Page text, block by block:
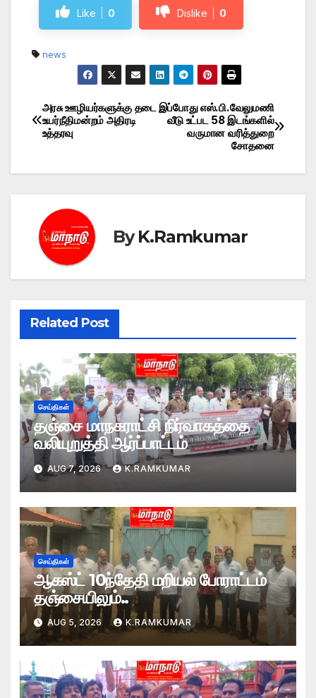
Like 0 Dislike 0
news
Post
navigation
இப்போது எஸ்.பி.வேலுமணி
வீடு உட்பட 58 இடங்களில்
வருமான வரித்துறை
சோதனை
அரசு ஊழியர்களுக்கு தடை
உயர்நீதிமன்றம் அதிரடி
உத்தரவு
ByK.Ramkumar
Related Post
செய்திகள்
தஞ்சை மாநகராட்சி நிர்வாகத்தை
வலியுறுத்தி ஆர்ப்பாட்டம்
AUG 7, 2026 K.RAMKUMAR
செய்திகள்
ஆகஸ்ட் 10ந்தேதி மறியல் போராட்டம்
தஞ்சையிலும்..
AUG 5, 2026 K.RAMKUMAR